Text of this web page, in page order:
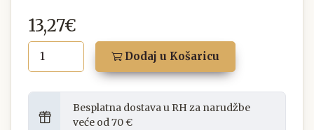
13,27€
Dodaj u Košaricu
Besplatna dostava u RH za narudžbe
veće od 70 €